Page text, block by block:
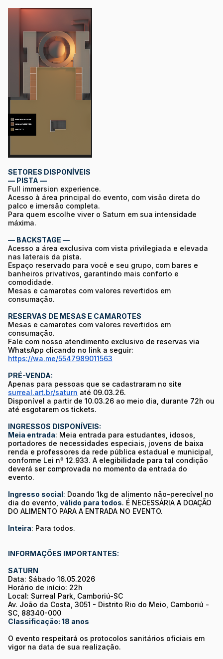
SETORES DISPONÍVEIS
— PISTA —
Full immersion experience.
Acesso à área principal do evento, com visão direta do
palco e imersão completa.
Para quem escolhe viver o Saturn em sua intensidade
máxima.
— BACKSTAGE —
Acesso a área exclusiva com vista privilegiada e elevada
nas laterais da pista.
Espaço reservado para você e seu grupo, com bares e
banheiros privativos, garantindo mais conforto e
comodidade.
Mesas e camarotes com valores revertidos em
consumação.
RESERVAS DE MESAS E CAMAROTES
Mesas e camarotes com valores revertidos em
consumação.
Fale com nosso atendimento exclusivo de reservas via
WhatsApp clicando no link a seguir:
https://wa.me/5547989011563
PRÉ-VENDA:
Apenas para pessoas que se cadastraram no site
surreal.art.br/saturn até 09.03.26.
Disponível a partir de 10.03.26 ao meio dia, durante 72h ou
até esgotarem os tickets.
INGRESSOS DISPONÍVEIS:
Meia entrada: Meia entrada para estudantes, idosos,
portadores de necessidades especiais, jovens de baixa
renda e professores da rede pública estadual e municipal,
conforme Lei nº 12.933. A elegibilidade para tal condição
deverá ser comprovada no momento da entrada do
evento.
Ingresso social: Doando 1kg de alimento não-perecível no
dia do evento, válido para todos. É NECESSÁRIA A DOAÇÃO
DO ALIMENTO PARA A ENTRADA NO EVENTO.
Inteira: Para todos.
INFORMAÇÕES IMPORTANTES:
SATURN
Data: Sábado 16.05.2026
Horário de início: 22h
Local: Surreal Park, Camboriú-SC
Av. João da Costa, 3051 - Distrito Rio do Meio, Camboriú -
SC, 88340-000
Classificação: 18 anos
O evento respeitará os protocolos sanitários oficiais em
vigor na data de sua realização.